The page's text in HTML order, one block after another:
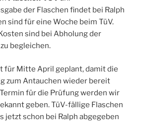
der Flaschen findet bei Ralph
sind für eine Woche beim TüV.
sind bei Abholung der
begleichen.
für Mitte April geplant, damit die
zum Antauchen wieder bereit
für die Prüfung werden wir
geben. TüV-fällige Flaschen
jetzt schon bei Ralph abgegeben